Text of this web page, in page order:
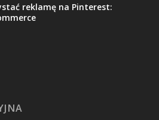
reklamę na Pinterest: